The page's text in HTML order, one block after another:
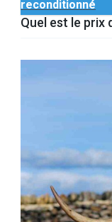
reconditionné
Quel est le prix